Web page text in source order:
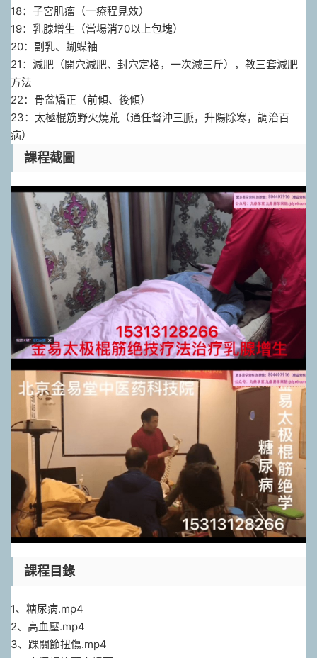
18：子宮肌瘤（一療程見效）
19：乳腺增生（當場消70以上包塊）
20：副乳、蝴蝶袖
21：減肥（開穴減肥、封穴定格，一次減三斤），教三套減肥
方法
22：骨盆矯正（前傾、後傾）
23：太極棍筋野火燒荒（通任督沖三脈，升陽除寒，調治百
病）
課程截圖
課程目錄
1、糖尿病.mp4
2、高血壓.mp4
3、踝關節扭傷.mp4